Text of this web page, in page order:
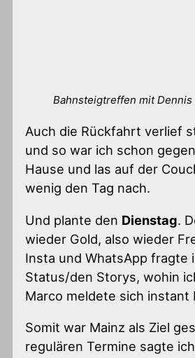
Bahnsteigtreffen mit Dennis
Auch die Rückfahrt verlief
und so war ich schon
Hause und las auf der
wenig den Tag nach.
Und plante den Dienstag.
wieder Gold, also wieder
Insta und WhatsApp fragte
Status/den Storys, wohin
Marco meldete sich instant
Somit war Mainz als Ziel
regulären Termine sagte